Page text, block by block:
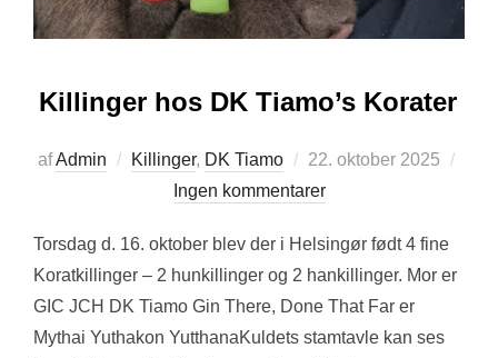
Killinger hos DK Tiamo’s Korater
afAdmin Killinger, DK Tiamo
Udgivet
d.
22. oktober 2025
Ingen kommentarer
Torsdag d. 16. oktober blev der i Helsingør født 4 fine
Koratkillinger – 2 hunkillinger og 2 hankillinger. Mor er
GIC JCH DK Tiamo Gin There, Done That Far er
Mythai Yuthakon YutthanaKuldets stamtavle kan ses